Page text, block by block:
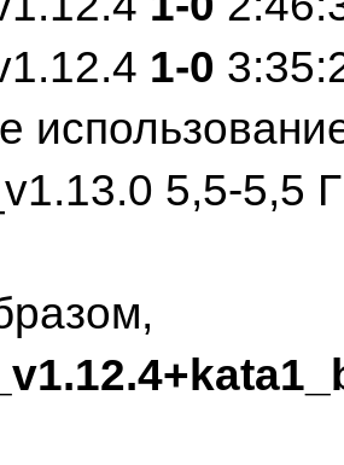
1-0
5,5-5,5